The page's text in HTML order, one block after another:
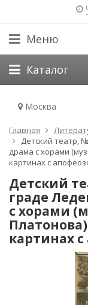
Меню
Каталог
Москва
Главная
Детский театр,
драма с хорами
картинах с
Детский
граде
с хорами
картинах